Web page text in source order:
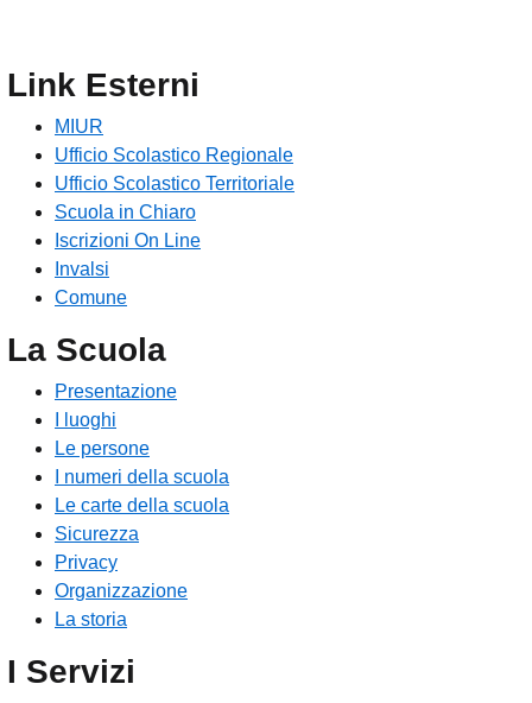
Link Esterni
MIUR
Ufficio Scolastico Regionale
Ufficio Scolastico Territoriale
Scuola in Chiaro
Iscrizioni On Line
Invalsi
Comune
La Scuola
Presentazione
I luoghi
Le persone
I numeri della scuola
Le carte della scuola
Sicurezza
Privacy
Organizzazione
La storia
I Servizi